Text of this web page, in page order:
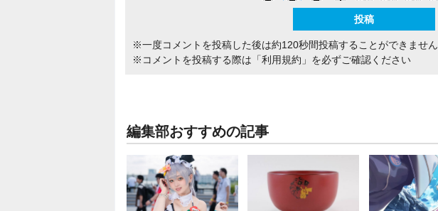
※一度コメントを投稿した後は約120秒間投稿することができません
※コメントを投稿する際は 「利用規約」 を必ずご確認ください
編集部おすすめの記事